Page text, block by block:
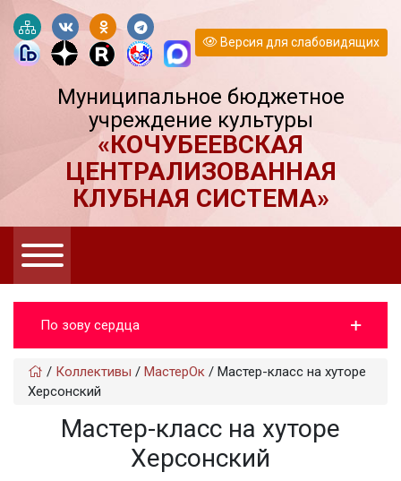
Версия для слабовидящих
Муниципальное бюджетное
учреждение культуры
«КОЧУБЕЕВСКАЯ
ЦЕНТРАЛИЗОВАННАЯ
КЛУБНАЯ СИСТЕМА»
По зову сердца
/ Коллективы / МастерОк / Мастер-класс на хуторе
Херсонский
Мастер-класс на хуторе
Херсонский